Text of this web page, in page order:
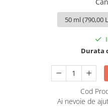
FILLMED SKIN PERFUSION
Durata
Cod
Ai nevoie de